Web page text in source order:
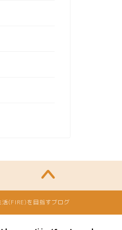
(FIRE)を目指すブログ